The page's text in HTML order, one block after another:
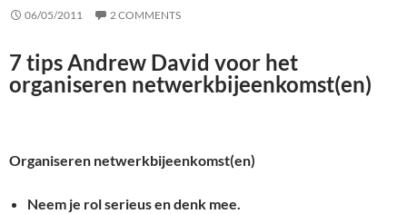
06/05/2011 2 COMMENTS
7 tips Andrew David voor het
organiseren netwerkbijeenkomst(en)
Organiseren netwerkbijeenkomst(en)
Neem je rol serieus en denk mee.